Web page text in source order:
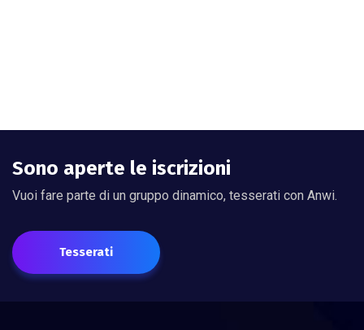
Sono aperte le iscrizioni
Vuoi fare parte di un gruppo dinamico, tesserati con Anwi.
Tesserati